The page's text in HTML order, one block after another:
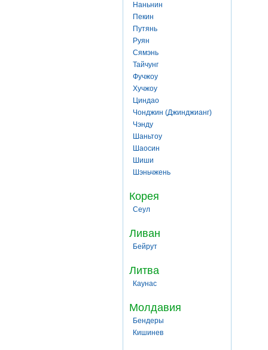
Наньнин
Пекин
Путянь
Руян
Сямэнь
Тайчунг
Фучжоу
Хучжоу
Циндао
Чонджин (Джинджианг)
Чэнду
Шаньтоу
Шаосин
Шиши
Шэньчжень
Корея
Сеул
Ливан
Бейрут
Литва
Каунас
Молдавия
Бендеры
Кишинев